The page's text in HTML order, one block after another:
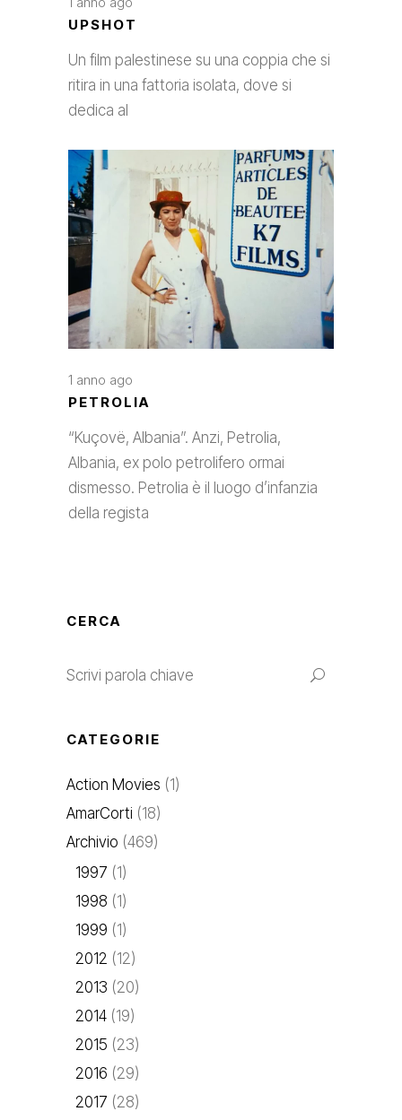
UPSHOT
Un film palestinese su una coppia che si
ritira in una fattoria isolata, dove si
dedica al
1 anno ago
PETROLIA
“Kuçovë, Albania”. Anzi, Petrolia,
Albania, ex polo petrolifero ormai
dismesso. Petrolia è il luogo d’infanzia
della regista
CERCA
CATEGORIE
Action Movies (1)
AmarCorti (18)
Archivio (469)
1997 (1)
1998 (1)
1999 (1)
2012 (12)
2013 (20)
2014 (19)
2015 (23)
2016 (29)
2017 (28)